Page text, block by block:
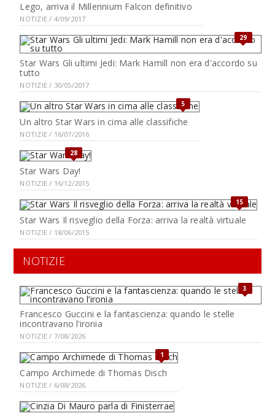
Lego, arriva il Millennium Falcon definitivo
NOTIZIE / 4/09/2017
29
Star Wars Gli ultimi Jedi: Mark Hamill non era d'accordo su
tutto
NOTIZIE / 30/05/2017
5
Un altro Star Wars in cima alle classifiche
NOTIZIE / 16/07/2016
28
Star Wars Day!
NOTIZIE / 16/12/2015
15
Star Wars Il risveglio della Forza: arriva la realtà virtuale
NOTIZIE / 18/06/2015
NOTIZIE
3
Francesco Guccini e la fantascienza: quando le stelle
incontravano l’ironia
NOTIZIE / 7/08/2026
1
Campo Archimede di Thomas Disch
NOTIZIE / 6/08/2026